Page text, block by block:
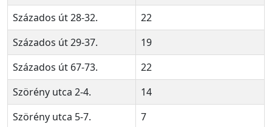
Százados út 28-32.
22
Százados út 29-37.
19
Százados út 67-73.
22
Szörény utca 2-4.
14
Szörény utca 5-7.
7